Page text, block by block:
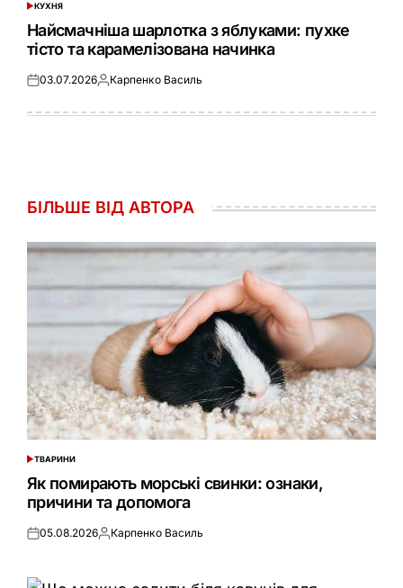
ОПУБЛІКУВАТИ
У
КУХНЯ
Найсмачніша шарлотка з яблуками: пухке
тісто та карамелізована начинка
Оприлюднено
03.07.2026Опубліковано
Карпенко Василь
БІЛЬШЕ ВІД АВТОРА
ОПУБЛІКУВАТИ
У
ТВАРИНИ
Як помирають морські свинки: ознаки,
причини та допомога
Оприлюднено
05.08.2026Опубліковано
Карпенко Василь